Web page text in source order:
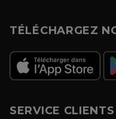
TÉLÉCHARGEZ
SERVICE CLIENTS